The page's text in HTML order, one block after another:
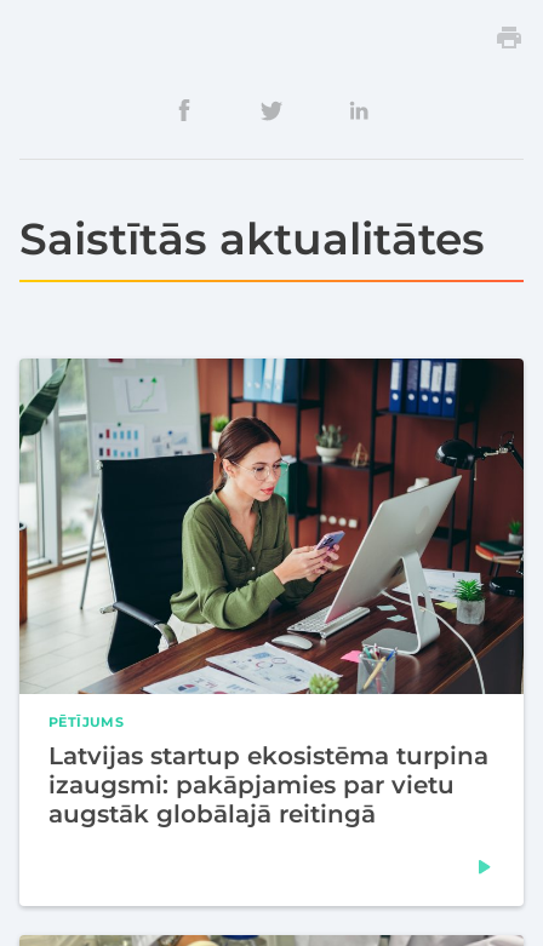
Saistītās aktualitātes
PĒTĪJUMS
Latvijas startup ekosistēma turpina
izaugsmi: pakāpjamies par vietu
augstāk globālajā reitingā